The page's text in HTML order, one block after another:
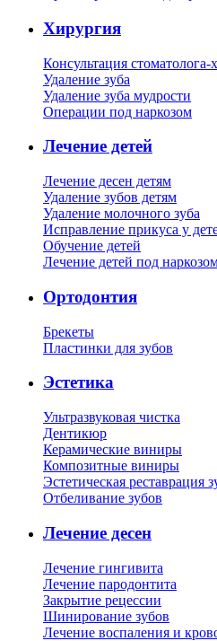
Хирургия
Консультация стоматолога-
Удаление зуба
Удаление зуба мудрости
Операции под наркозом
Лечение детей
Лечение десен детям
Удаление зубов детям
Удаление молочного зуба
Исправление прикуса у
Обучение детей
Лечение детей под
Ортодонтия
Брекеты
Пластинки для зубов
Эстетика
Ультразвуковая чистка
Дентикюр
Керамические виниры
Композитные виниры
Эстетическая реставрация
Отбеливание зубов
Лечение десен
Лечение гингивита
Лечение пародонтита
Закрытие рецессии
Шинирование зубов
Лечение воспаления и